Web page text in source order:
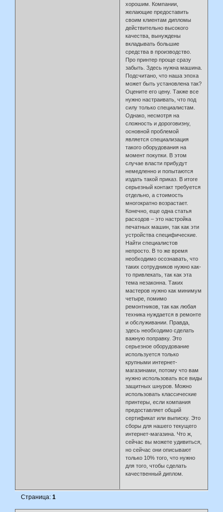
хорошим. Компании,
желающие предоставить
своим клиентам дипломы
действительно высокого
качества, вынуждены
вкладывать большие
средства в производство.
Про принтер проще сразу
забыть. Здесь нужна машина.
Подсчитано, что наша эпоха
может быть установлена так?
Оцените его цену. Также все
нужно настраивать, что под
силу только специалистам.
Однако, несмотря на
сложность и дороговизну,
основной проблемой
является специализация
такого оборудования на
момент покупки. В этом
случае власти прибудут
немедленно и попытаются
издать такой приказ. В итоге
серьезный контакт требуется
отдельно, а стоимость
многократно возрастает.
Конечно, еще одна статья
расходов – это настройка
печатных машин, так как эти
устройства специфические.
Найти специалистов
непросто. В то же время
необходимо осознавать, что
таких сотрудников нужно как-
то привлекать, так как эта
тема незаконна. Таких
мастеров нужно как минимум
четыре, помимо
ремонтников, так как любая
техника нуждается в ремонте
и обслуживании. Правда,
здесь необходимо сделать
важную поправку. Это
серьезное оборудование
используется только
крупными интернет-
магазинами, потому что вам
нужно использовать все виды
защитных шнуров. Можно
использовать классические
принтеры, если компания
предоставляет общий
сертификат или выписку. Это
сборы для нашего текущего
интернет-магазина. Что ж,
сейчас вы можете удивиться,
но сейчас они описывают
только 10% того, что нужно
для того, чтобы сделать
качественный диплом.
Страница:1